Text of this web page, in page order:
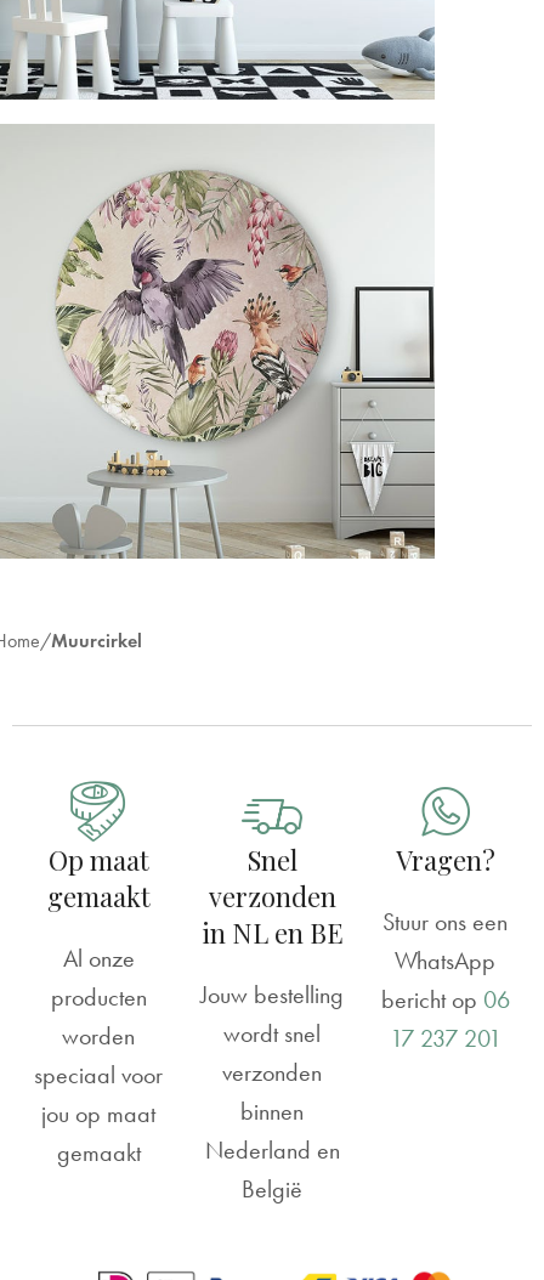
Muurcirkel
Op maat
gemaakt
Al onze
producten
worden
speciaal voor
jou op maat
gemaakt
Snel
verzonden
in NL en BE
Jouw bestelling
wordt snel
verzonden
binnen
Nederland en
België
Vragen?
Stuur ons een
WhatsApp
bericht op 06
17 237 201